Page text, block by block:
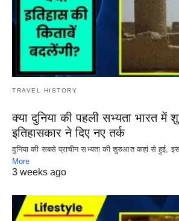
TRAVEL HISTORY
क्या दुनिया की पहली सभ्यता भारत में
इतिहासकार ने दिए नए तर्क
दुनिया की सबसे प्राचीन सभ्यता की शुरुआत कहां से हुई,
More
3 weeks ago